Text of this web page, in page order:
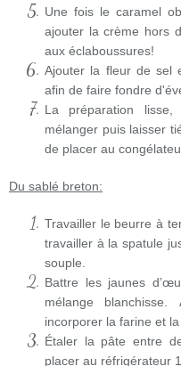
Une fois le caramel
ajouter la crème hors
aux éclaboussures!
Ajouter la fleur de sel
afin de faire fondre
La préparation
mélanger puis laisser
de placer au
Du sablé breton:
Travailler le beurre à
travailler à la spatule
souple.
Battre les jaunes
mélange blanchisse.
incorporer la farine et
Étaler la pâte entre
placer au réfrigérateur